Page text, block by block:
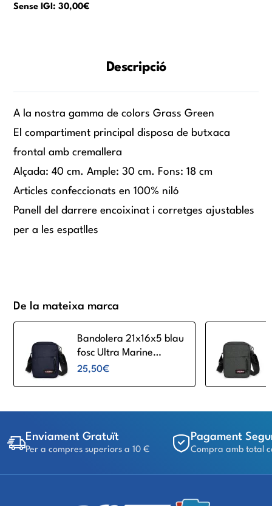
Sense IGI: 30,00€
Descripció
A la nostra gamma de colors Grass Green
El compartiment principal disposa de butxaca
frontal amb cremallera
Alçada: 40 cm. Ample: 30 cm. Fons: 18 cm
Articles confeccionats en 100% niló
Panell del darrere encoixinat i corretges ajustables
per a les espatlles
De la mateixa marca
Bandolera 21x16x5 blau
fosc Ultra Marine
Eastpak The One
25,50€
Enviament Gratuït
Per a compres superiors a 10 €
Pagament
Compra amb total